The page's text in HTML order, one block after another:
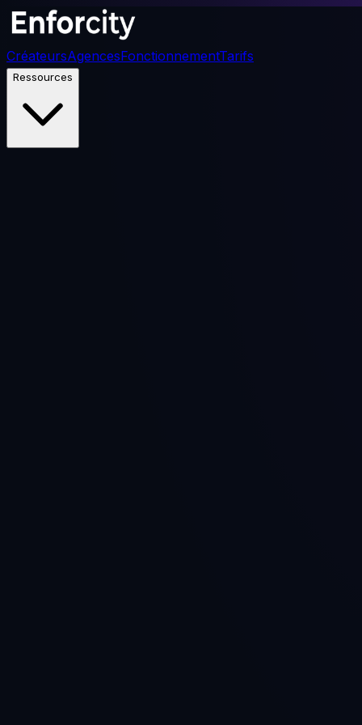
CréateursAgencesFonctionnementTarifs
Ressources